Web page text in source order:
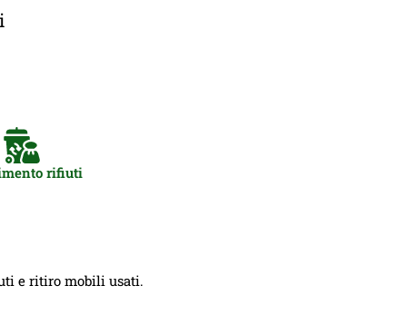
rifiuti
e ritiro mobili usati.